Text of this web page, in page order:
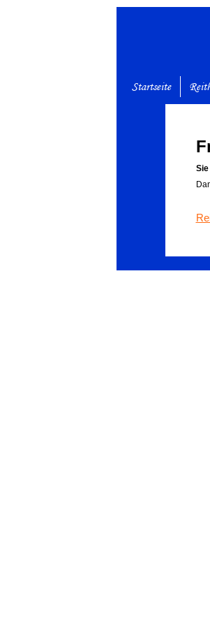
Startseite